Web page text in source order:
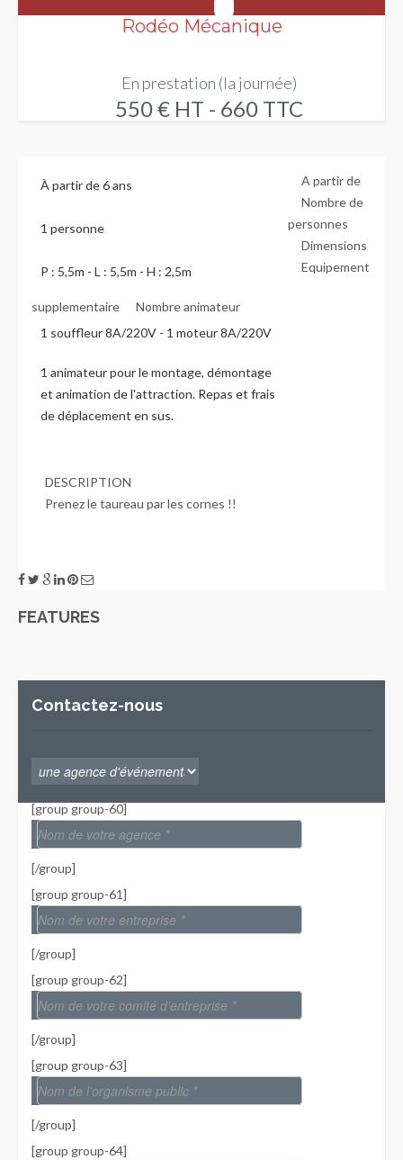
Rodéo Mécanique
En prestation (la journée)
550 € HT - 660 TTC
A partir de
À partir de 6 ans
Nombre de
personnes
1 personne
Dimensions
P : 5,5m - L : 5,5m - H : 2,5m
Equipement
supplementaire
1 souffleur 8A/220V - 1 moteur 8A/220V
Nombre animateur
1 animateur pour le montage, démontage
et animation de l'attraction. Repas et frais
de déplacement en sus.
DESCRIPTION
Prenez le taureau par les cornes !!
FEATURES
Contactez-nous
[group group-60]
[/group]
[group group-61]
[/group]
[group group-62]
[/group]
[group group-63]
[/group]
[group group-64]